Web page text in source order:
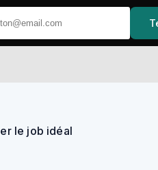
le job idéal